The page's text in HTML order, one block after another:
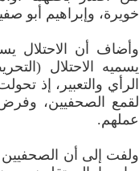
خويرة، وإبراهيم أبو
وأضاف أن الاحتلال
يسميه الاحتلال
الرأي والتعبير، إذ
لقمع الصحفيين،
عملهم.
ولفت إلى أن الصحفيين